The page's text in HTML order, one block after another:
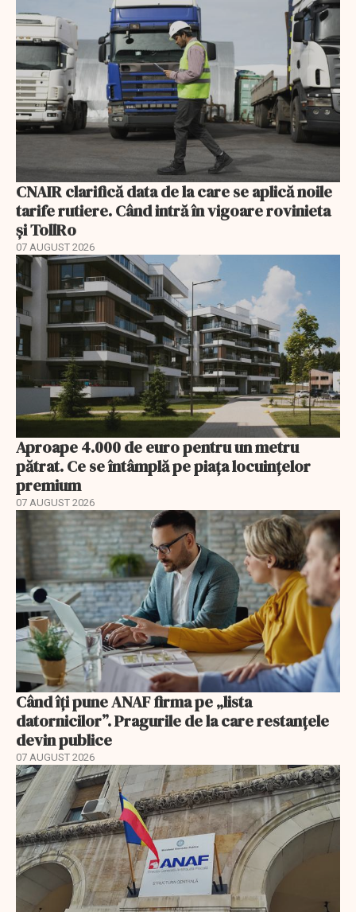
CNAIR clarifică data de la care se aplică noile
tarife rutiere. Când intră în vigoare rovinieta
și TollRo
07 AUGUST 2026
Aproape 4.000 de euro pentru un metru
pătrat. Ce se întâmplă pe piața locuințelor
premium
07 AUGUST 2026
Când îți pune ANAF firma pe „lista
datornicilor”. Pragurile de la care restanțele
devin publice
07 AUGUST 2026